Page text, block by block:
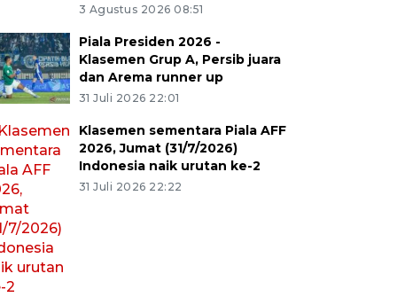
3 Agustus 2026 08:51
Piala Presiden 2026 -
Klasemen Grup A, Persib juara
dan Arema runner up
31 Juli 2026 22:01
Klasemen sementara Piala AFF
2026, Jumat (31/7/2026)
Indonesia naik urutan ke-2
31 Juli 2026 22:22